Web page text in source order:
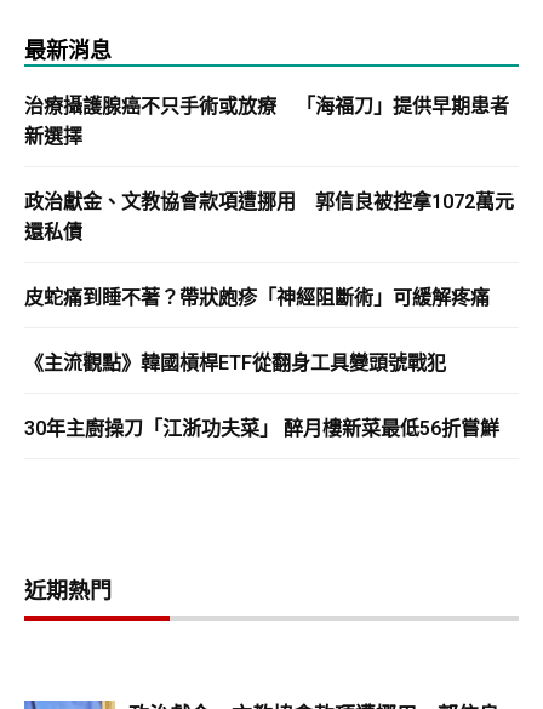
最新消息
治療攝護腺癌不只手術或放療 「海福刀」提供早期患者
新選擇
政治獻金、文教協會款項遭挪用 郭信良被控拿1072萬元
還私債
皮蛇痛到睡不著？帶狀皰疹「神經阻斷術」可緩解疼痛
《主流觀點》韓國槓桿ETF從翻身工具變頭號戰犯
30年主廚操刀「江浙功夫菜」 醉月樓新菜最低56折嘗鮮
近期熱門